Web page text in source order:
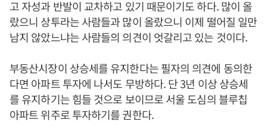
고 자성과 반발이 교차하고 있기 때문이기도 하다. 많이 올
랐으니 상투라는 사람들과 많이 올랐으니 이제 떨어질 일만
남지 않았느냐는 사람들의 의견이 엇갈리고 있는 것이다.
부동산시장이 상승세를 유지한다는 필자의 의견에 동의한
다면 아파트 투자에 나서도 무방하다. 단 3년 이상 상승세
를 유지하기는 힘들 것으로 보이므로 서울 도심의 블루칩
아파트 위주로 투자하기를 권한다.